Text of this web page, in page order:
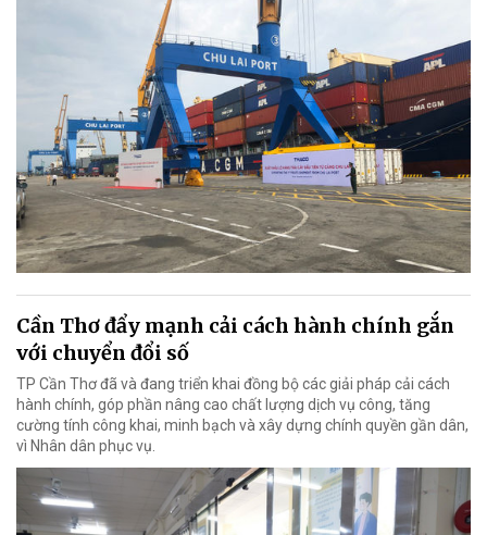
Cần Thơ đẩy mạnh cải cách hành chính gắn
với chuyển đổi số
TP Cần Thơ đã và đang triển khai đồng bộ các giải pháp cải cách
hành chính, góp phần nâng cao chất lượng dịch vụ công, tăng
cường tính công khai, minh bạch và xây dựng chính quyền gần dân,
vì Nhân dân phục vụ.